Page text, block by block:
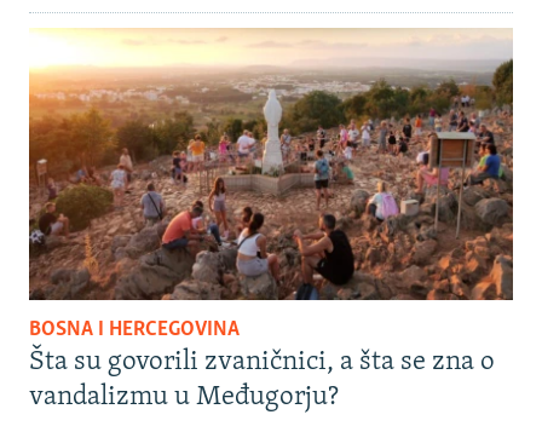
BOSNA I HERCEGOVINA
Šta su govorili zvaničnici, a šta se zna o
vandalizmu u Međugorju?